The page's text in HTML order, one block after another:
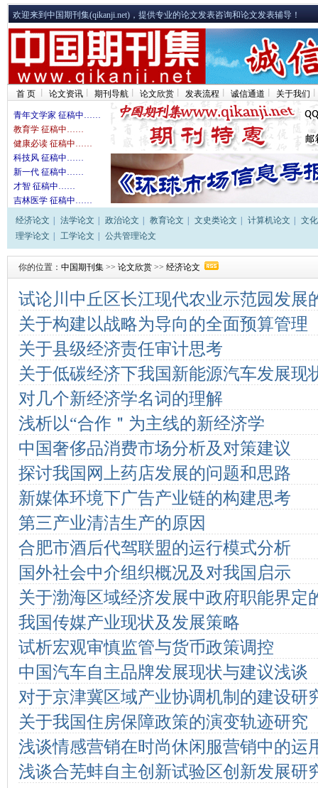
欢迎来到中国期刊集(qikanji.net)，提供专业的论文发表咨询和论文发表辅导！
首 页 论文资讯 期刊导航 论文欣赏 发表流程 诚信通道 关于我们
青年文学家 征稿中……
教育学 征稿中……
健康必读 征稿中……
科技风 征稿中……
新一代 征稿中……
才智 征稿中……
吉林医学 征稿中……
经济论文
法学论文 政治论文 教育论文 文史类论文 计算机论文
文
理学论文
工学论文 公共管理论文
你的位置： 中国期刊集 >> 论文欣赏 >> 经济论文
试论川中丘区长江现代农业示范园发展
关于构建以战略为导向的全面预算管理
关于县级经济责任审计思考
关于低碳经济下我国新能源汽车发展现
对几个新经济学名词的理解
浅析以“合作＂为主线的新经济学
中国奢侈品消费市场分析及对策建议
探讨我国网上药店发展的问题和思路
新媒体环境下广告产业链的构建思考
第三产业清洁生产的原因
合肥市酒后代驾联盟的运行模式分析
国外社会中介组织概况及对我国启示
关于渤海区域经济发展中政府职能界定
我国传媒产业现状及发展策略
试析宏观审慎监管与货币政策调控
中国汽车自主品牌发展现状与建议浅谈
对于京津冀区域产业协调机制的建设研
关于我国住房保障政策的演变轨迹研究
浅谈情感营销在时尚休闲服营销中的运
浅谈合芜蚌自主创新试验区创新发展研